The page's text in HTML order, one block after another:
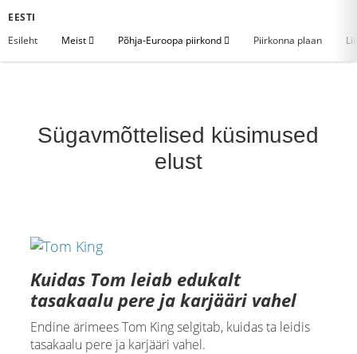
EESTI
Esileht
Meist Põhja-Euroopa piirkond Piirkonna plaan
Sügavmõttelised küsimused
elust
Kuidas Tom leiab edukalt
tasakaalu pere ja karjääri vahel
Endine ärimees Tom King selgitab, kuidas ta leidis
tasakaalu pere ja karjääri vahel.